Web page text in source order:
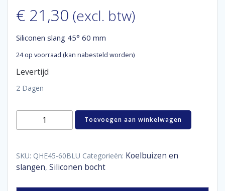
€ 21,30 (excl. btw)
Siliconen slang 45° 60 mm
24 op voorraad (kan nabesteld worden)
Levertijd
2 Dagen
Siliconen
mm
aantal
Toevoegen aan winkelwagen
SKU: QHE45-60BLU Categorieën: Koelbuizen en
slangen, Siliconen bocht